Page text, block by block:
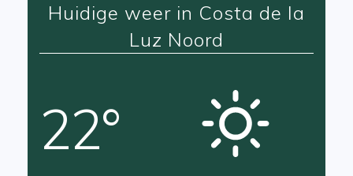
Huidige weer in Costa de la
Luz Noord
22°